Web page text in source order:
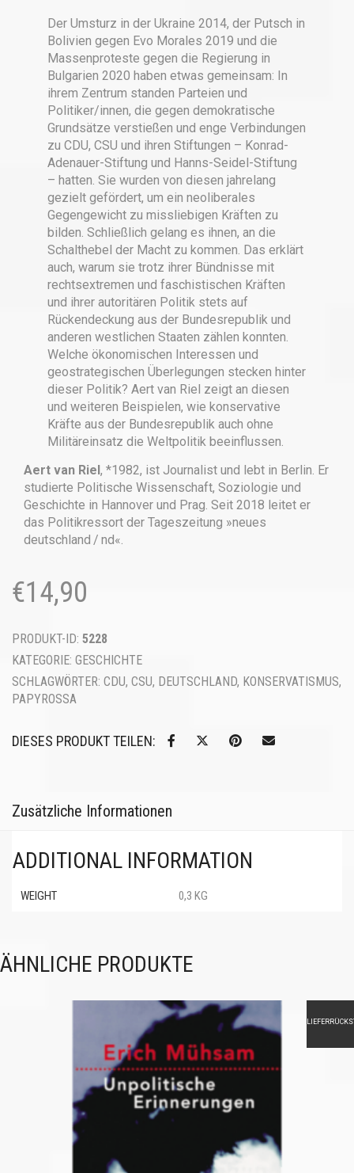
Der Umsturz in der Ukraine 2014, der Putsch in
Bolivien gegen Evo Morales 2019 und die
Massenproteste gegen die Regierung in
Bulgarien 2020 haben etwas gemeinsam: In
ihrem Zentrum standen Parteien und
Politiker/innen, die gegen demokratische
Grundsätze verstießen und enge Verbindungen
zu CDU, CSU und ihren Stiftungen – Konrad-
Adenauer-Stiftung und Hanns-Seidel-Stiftung
– hatten. Sie wurden von diesen jahrelang
gezielt gefördert, um ein neoliberales
Gegengewicht zu missliebigen Kräften zu
bilden. Schließlich gelang es ihnen, an die
Schalthebel der Macht zu kommen. Das erklärt
auch, warum sie trotz ihrer Bündnisse mit
rechtsextremen und faschistischen Kräften
und ihrer autoritären Politik stets auf
Rückendeckung aus der Bundesrepublik und
anderen westlichen Staaten zählen konnten.
Welche ökonomischen Interessen und
geostrategischen Überlegungen stecken hinter
dieser Politik? Aert van Riel zeigt an diesen
und weiteren Beispielen, wie konservative
Kräfte aus der Bundesrepublik auch ohne
Militäreinsatz die Weltpolitik beeinflussen.
Aert van Riel, *1982, ist Journalist und lebt in Berlin. Er
studierte Politische Wissenschaft, Soziologie und
Geschichte in Hannover und Prag. Seit 2018 leitet er
das Politikressort der Tageszeitung »neues
deutschland / nd«.
€14,90
PRODUKT-ID: 5228
KATEGORIE: GESCHICHTE
SCHLAGWÖRTER: CDU, CSU, DEUTSCHLAND, KONSERVATISMUS,
PAPYROSSA
DIESES PRODUKT TEILEN:
Zusätzliche Informationen
ADDITIONAL INFORMATION
WEIGHT 0,3 KG
ÄHNLICHE PRODUKTE